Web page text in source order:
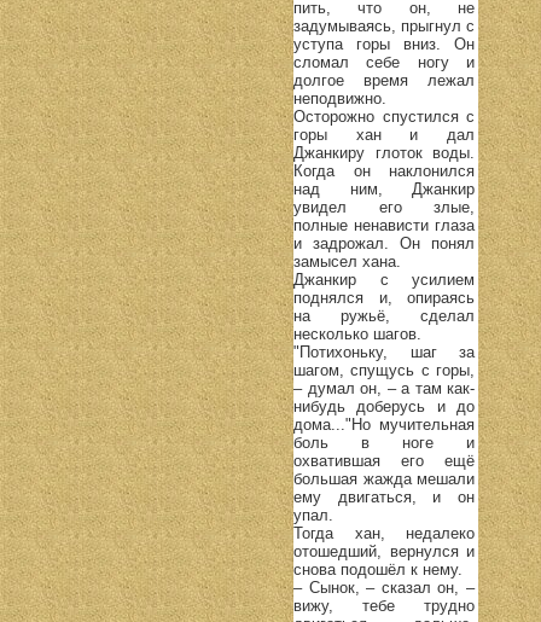
пить, что он, не
задумываясь, прыгнул с
уступа горы вниз. Он
сломал себе ногу и
долгое время лежал
неподвижно.
Осторожно спустился с
горы хан и дал
Джанкиру глоток воды.
Когда он наклонился
над ним, Джанкир
увидел его злые,
полные ненависти глаза
и задрожал. Он понял
замысел хана.
Джанкир с усилием
поднялся и, опираясь
на ружьё, сделал
несколько шагов.
"Потихоньку, шаг за
шагом, спущусь с горы,
– думал он, – а там как-
нибудь доберусь и до
дома..."Но мучительная
боль в ноге и
охватившая его ещё
большая жажда мешали
ему двигаться, и он
упал.
Тогда хан, недалеко
отошедший, вернулся и
снова подошёл к нему.
– Сынок, – сказал он, –
вижу, тебе трудно